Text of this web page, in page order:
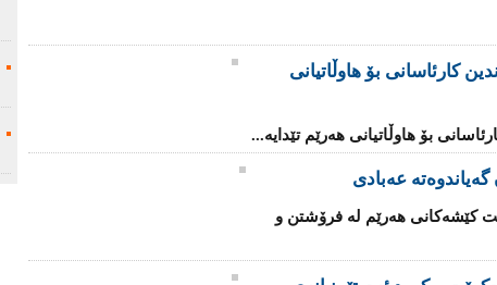
کارئاسانی بۆ هاوڵاتیانی
بۆ هاوڵاتیانی هەرێم تێدایە...
عەبادی
كێشه‌كانی‌ هه‌رێم له فرۆشتن و